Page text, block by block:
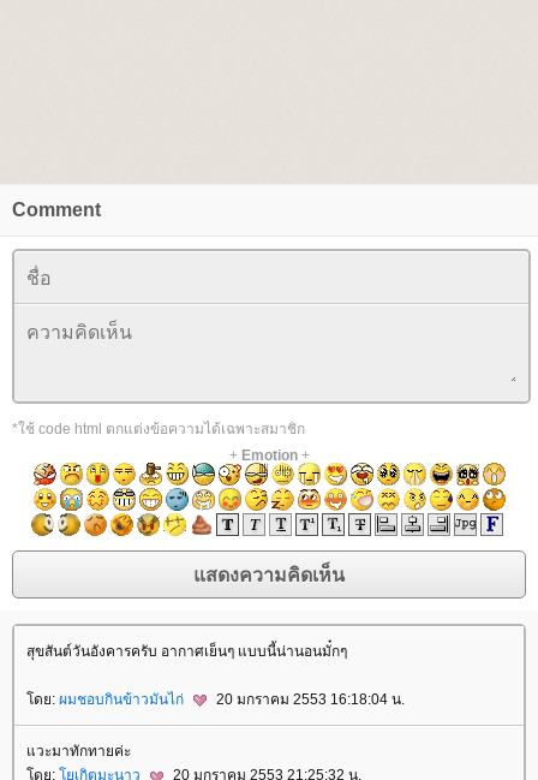
Comment
*ใช้ code html ตกแต่งข้อความได้เฉพาะสมาชิก
+ Emotion+
สุขสันต์วันอังคารครับ อากาศเย็นๆ แบบนี้น่านอนมั๋กๆ
ดย: ผมชอบกินข้าวมันไก่ 20 มกราคม 2553 16:18:04 น.
วะมาทักทายค่ะ
ดย: เกิตมะนาว 20 มกราคม 2553 21:25:32 น.